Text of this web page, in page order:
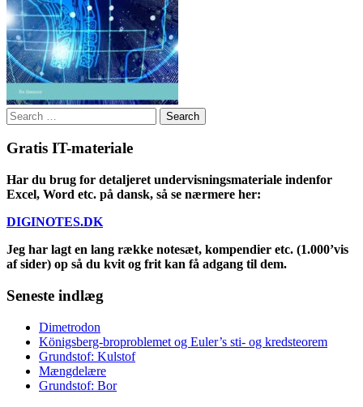
Search
for:
Gratis IT-materiale
Har du brug for detaljeret undervisningsmateriale indenfor
Excel, Word etc. på dansk, så se nærmere her:
DIGINOTES.DK
Jeg har lagt en lang række notesæt, kompendier etc. (1.000’vis
af sider) op så du kvit og frit kan få adgang til dem.
Seneste indlæg
Dimetrodon
Königsberg-broproblemet og Euler’s sti- og kredsteorem
Grundstof: Kulstof
Mængdelære
Grundstof: Bor